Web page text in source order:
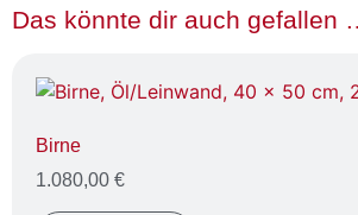
Das könnte dir auch gefallen …
Birne
1.080,00 €